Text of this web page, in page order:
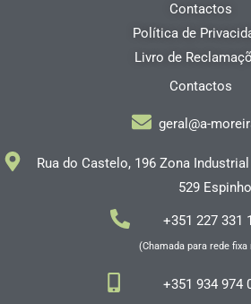
Contactos
Política de
Livro de
Contactos
geral@a-
Rua do Castelo, 196 Zona
529 Espinho
+351 227 331
(Chamada para rede fixa
+351 934 974